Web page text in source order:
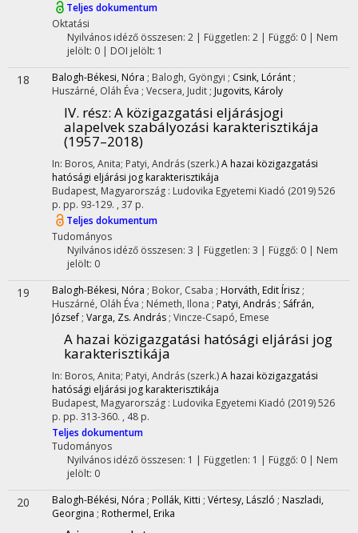
Teljes dokumentum
Oktatási
Nyilvános idéző összesen: 2| Független: 2 | Függő: 0 | Nem
jelölt: 0 | DOI jelölt: 1
18 Balogh-Békesi, Nóra ; Balogh, Gyöngyi ; Csink, Lóránt ;
Huszárné, Oláh Éva ; Vecsera, Judit ; Jugovits, Károly
IV. rész: A közigazgatási eljárásjogi
alapelvek szabályozási karakterisztikája
(1957–2018)
In: Boros, Anita; Patyi, András (szerk.)A hazai közigazgatási
hatósági eljárási jog karakterisztikája
Budapest, Magyarország : Ludovika Egyetemi Kiadó (2019)526
p. pp. 93-129. , 37 p.
Teljes dokumentum
Tudományos
Nyilvános idéző összesen: 3 | Független: 3 | Függő: 0 | Nem
jelölt: 0
19 Balogh-Békesi, Nóra ; Bokor, Csaba ; Horváth, Edit Írisz ;
Huszárné, Oláh Éva ; Németh, Ilona ; Patyi, András ; Sáfrán,
József ; Varga, Zs. András ; Vincze-Csapó, Emese
A hazai közigazgatási hatósági eljárási jog
karakterisztikája
In: Boros, Anita; Patyi, András (szerk.)A hazai közigazgatási
hatósági eljárási jog karakterisztikája
Budapest, Magyarország : Ludovika Egyetemi Kiadó (2019)526
p. pp. 313-360. , 48 p.
Teljes dokumentum
Tudományos
Nyilvános idéző összesen: 1 | Független: 1 | Függő: 0 | Nem
jelölt: 0
20 Balogh-Békési, Nóra ; Pollák, Kitti ; Vértesy, László ; Naszladi,
Georgina ; Rothermel, Erika